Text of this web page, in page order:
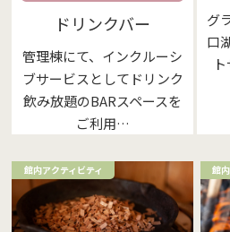
ドリンクバー
管理棟にて、インクルーシ
ブサービスとしてドリンク
飲み放題のBARスペースを
ご利用…
グ
口
館内アクティビティ 館